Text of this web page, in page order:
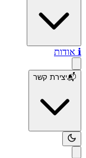
ℹ️ אודות
📬יצירת קשר